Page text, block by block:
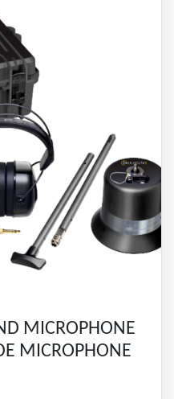
MICROPHONE
MICROPHONE